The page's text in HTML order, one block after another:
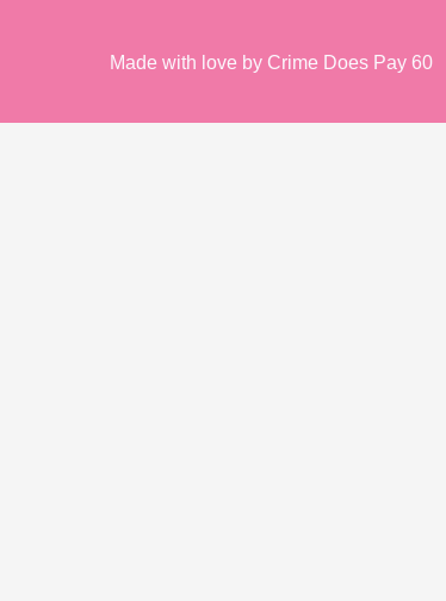
Made with love by Crime Does Pay 60